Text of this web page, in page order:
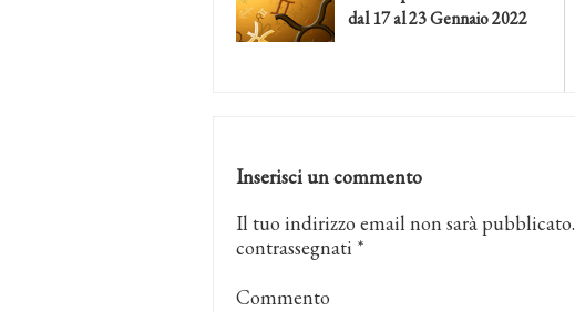
dal 17 al 23 Gennaio 2022
Inserisci un commento
Il tuo indirizzo email non sarà pubblicato.
contrassegnati *
Commento